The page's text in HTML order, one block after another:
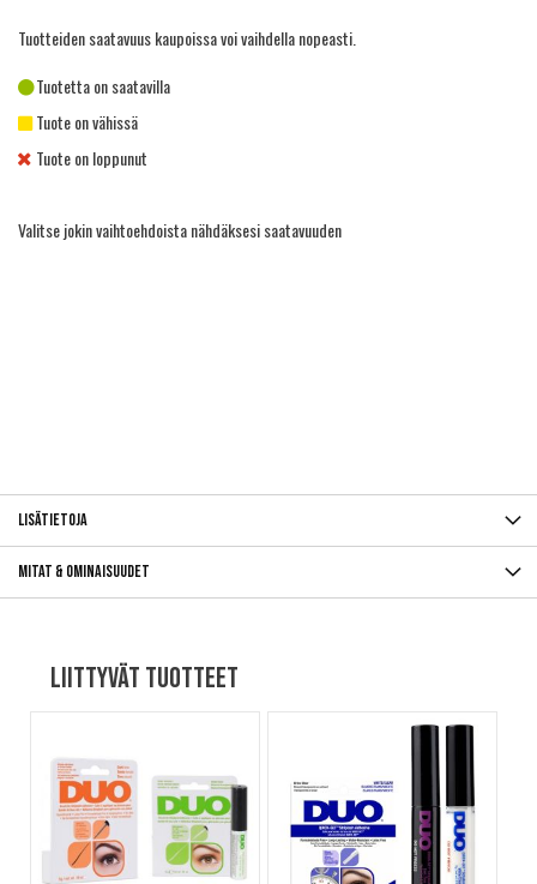
Tuotteiden saatavuus kaupoissa voi vaihdella nopeasti.
Tuotetta on saatavilla
Tuote on vähissä
Tuote on loppunut
Valitse jokin vaihtoehdoista nähdäksesi saatavuuden
Lisätietoja
Mitat & ominaisuudet
Liittyvät tuotteet